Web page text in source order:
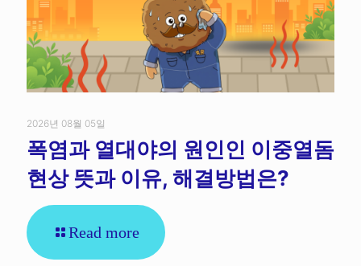
2026년 08월 05일
폭염과 열대야의 원인인 이중열돔
현상 뜻과 이유, 해결방법은?
Read more